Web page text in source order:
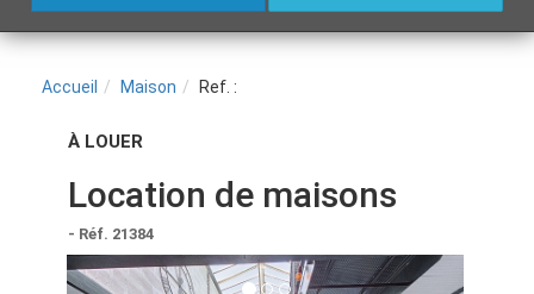
Accueil Maison Ref. :
À LOUER
Location de maisons
- Réf. 21384